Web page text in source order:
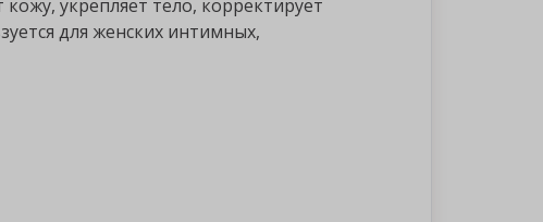
кожу, укрепляет тело, корректирует
для женских интимных,